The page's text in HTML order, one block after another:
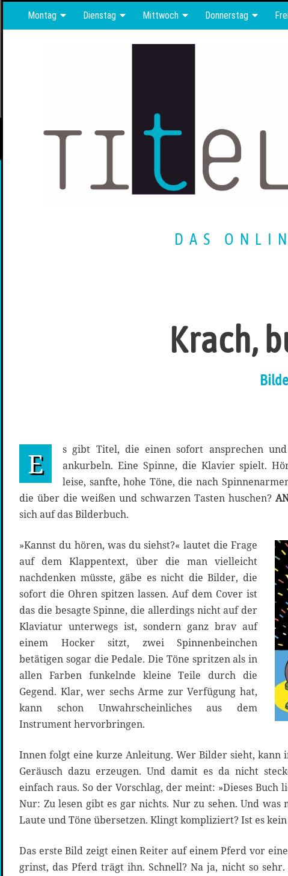
Montag Dienstag Mittwoch Donnerstag
DAS
Krach,
E
s gibt Titel, die einen sofort ansprechen
ankurbeln. Eine Spinne, die Klavier spielt.
leise, sanfte, hohe Töne, die nach
die über die weißen und schwarzen Tasten huschen?
sich auf das Bilderbuch.
»Kannst du hören, was du siehst?« lautet die Frage
auf dem Klappentext, über die man vielleicht
nachdenken müsste, gäbe es nicht die Bilder, die
sofort die Ohren spitzen lassen. Auf dem Cover ist
das die besagte Spinne, die allerdings nicht auf der
Klaviatur unterwegs ist, sondern ganz brav auf
einem Hocker sitzt, zwei Spinnenbeinchen
betätigen sogar die Pedale. Die Töne spritzen als in
allen Farben funkelnde kleine Teile durch die
Gegend. Klar, wer sechs Arme zur Verfügung hat,
kann schon Unwahrscheinliches aus dem
Instrument hervorbringen.
Innen folgt eine kurze Anleitung. Wer Bilder sieht, kann
Geräusch dazu erzeugen. Und damit es da nicht
einfach raus. So der Vorschlag, der meint: »Dieses Buch
Nur: Zu lesen gibt es gar nichts. Nur zu sehen. Und was
Laute und Töne übersetzen. Klingt kompliziert? Ist es kein
Das erste Bild zeigt einen Reiter auf einem Pferd vor
grinst, das Pferd trägt ihn. Schnell? Na ja, nicht so